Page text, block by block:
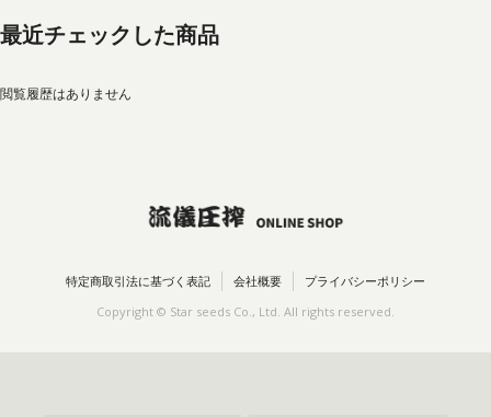
最近チェックした商品
閲覧履歴はありません
特定商取引法に基づく表記 会社概要 プライバシーポリシー
Copyright © Star seeds Co., Ltd. All rights reserved.